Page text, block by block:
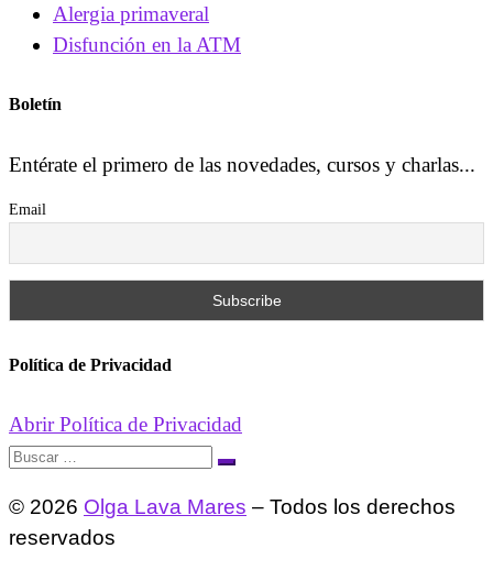
Alergia primaveral
Disfunción en la ATM
Boletín
Entérate el primero de las novedades, cursos y charlas...
Email
Política de Privacidad
Abrir Política de Privacidad
Buscar
Buscar
© 2026 Olga Lava Mares – Todos los derechos
reservados